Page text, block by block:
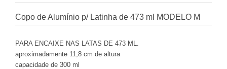
Copo de Alumínio p/ Latinha de 473 ml MODELO M
PARA ENCAIXE NAS LATAS DE 473 ML.
aproximadamente 11,8 cm de altura
capacidade de 300 ml